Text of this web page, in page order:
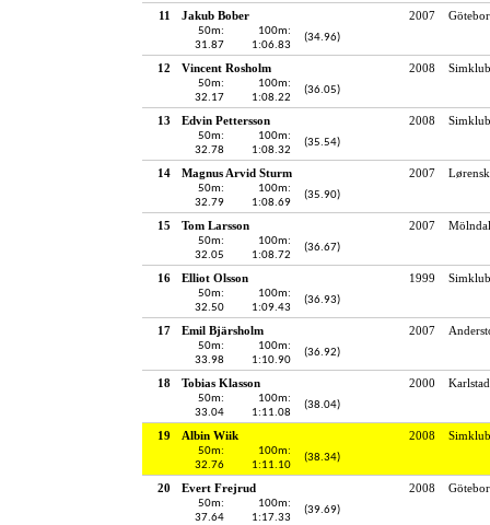
11 Jakub Bober 2007
50m:
31.87
100m:
1:06.83
(34.96)
12 Vincent Rosholm 2008
50m:
32.17
100m:
1:08.22
(36.05)
13 Edvin Pettersson 2008
50m:
32.78
100m:
1:08.32
(35.54)
14 Magnus Arvid Sturm 2007
50m:
32.79
100m:
1:08.69
(35.90)
15 Tom Larsson 2007
50m:
32.05
100m:
1:08.72
(36.67)
16 Elliot Olsson 1999
50m:
32.50
100m:
1:09.43
(36.93)
17 Emil Bjärsholm 2007
50m:
33.98
100m:
1:10.90
(36.92)
18 Tobias Klasson 2000
50m:
33.04
100m:
1:11.08
(38.04)
19 Albin Wiik 2008
50m:
32.76
100m:
1:11.10
(38.34)
20 Evert Frejrud 2008
50m:
37.64
100m:
1:17.33
(39.69)